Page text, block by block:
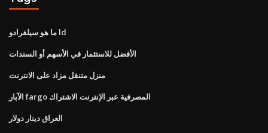
ما هو سيلفرادو ld
الأفضل للاستثمار في الأسهم أو السندات
منزل متنقل مزاد على الانترنت
الآبار fargo المصرفية عبر الإنترنت الاشتراك
العراق دينار دولار